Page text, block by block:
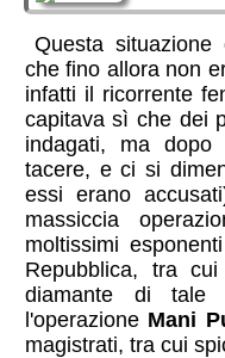
Questa
che fino allora non
infatti il ricorrente
capitava sì che dei
indagati, ma
tacere, e ci si
essi erano
massiccia
moltissimi
Repubblica, tra
diamante di tale
l'operazione Mani
magistrati, tra cui